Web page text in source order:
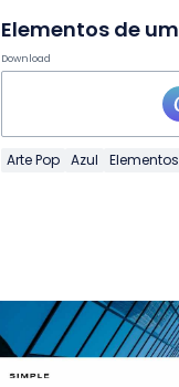
Download
Arte Pop Azul Elementos